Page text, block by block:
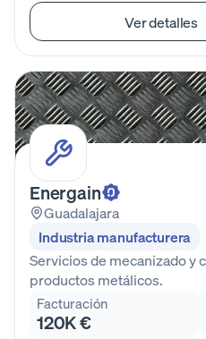
Ver detalles
Energain
Guadalajara
Industria manufacturera
Servicios de mecanizado y
productos metálicos.
Facturación
120K €